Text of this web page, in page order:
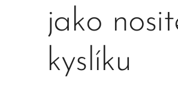
jako
kyslíku